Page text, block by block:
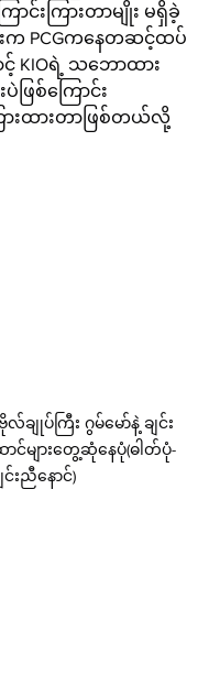
င်းကြားတာမျိုး မရှိခဲ့
က PCGကနေတဆင့်ထပ်
KIOရဲ့ သဘောထား
ြစ်ကြောင်း
ြားထားတာဖြစ်တယ်လို့
ချုပ်ကြီး ဂွမ်မော်နဲ့ ချင်း
ာင်များတွေ့ဆုံနေပုံ(ဓါတ်ပုံ-
င်းညီနောင်)